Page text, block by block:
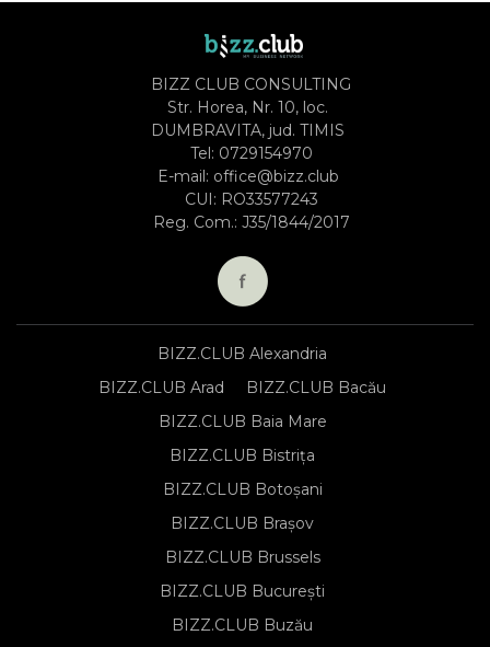
BIZZ CLUB CONSULTING
Str. Horea, Nr. 10, loc.
DUMBRAVITA, jud. TIMIS
Tel: 0729154970
E-mail: office@bizz.club
CUI: RO33577243
Reg. Com.: J35/1844/2017
BIZZ.CLUB Alexandria
BIZZ.CLUB Arad
BIZZ.CLUB Bacău
BIZZ.CLUB Baia Mare
BIZZ.CLUB Bistrița
BIZZ.CLUB Botoșani
BIZZ.CLUB Brașov
BIZZ.CLUB Brussels
BIZZ.CLUB București
BIZZ.CLUB Buzău